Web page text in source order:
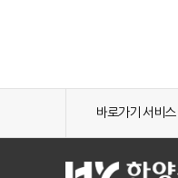
바로가기 서비스